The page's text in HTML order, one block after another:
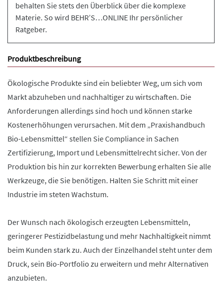
behalten Sie stets den Überblick über die komplexe
Materie. So wird BEHR’S…ONLINE Ihr persönlicher
Ratgeber.
Produktbeschreibung
Ökologische Produkte sind ein beliebter Weg, um sich vom
Markt abzuheben und nachhaltiger zu wirtschaften. Die
Anforderungen allerdings sind hoch und können starke
Kostenerhöhungen verursachen. Mit dem „Praxishandbuch
Bio-Lebensmittel“ stellen Sie Compliance in Sachen
Zertifizierung, Import und Lebensmittelrecht sicher. Von der
Produktion bis hin zur korrekten Bewerbung erhalten Sie alle
Werkzeuge, die Sie benötigen. Halten Sie Schritt mit einer
Industrie im steten Wachstum.
Der Wunsch nach ökologisch erzeugten Lebensmitteln,
geringerer Pestizidbelastung und mehr Nachhaltigkeit nimmt
beim Kunden stark zu. Auch der Einzelhandel steht unter dem
Druck, sein Bio-Portfolio zu erweitern und mehr Alternativen
anzubieten.